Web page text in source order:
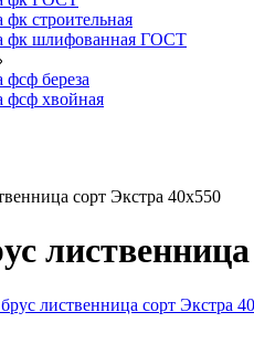
фк строительная
фк шлифованная ГОСТ
фсф береза
фсф хвойная
сорт Экстра 40х550